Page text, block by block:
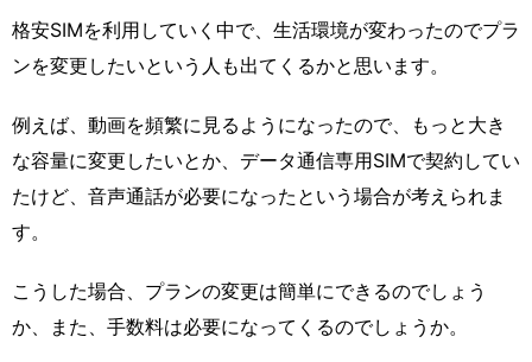
格安SIMを利用していく中で、生活環境が変わったのでプラ
ンを変更したいという人も出てくるかと思います。
例えば、動画を頻繁に見るようになったので、もっと大き
な容量に変更したいとか、データ通信専用SIMで契約してい
たけど、音声通話が必要になったという場合が考えられま
す。
こうした場合、プランの変更は簡単にできるのでしょう
か、また、手数料は必要になってくるのでしょうか。